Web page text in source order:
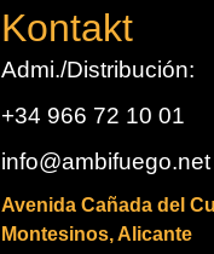
Kontakt
Admi./Distribución:
+34 966 72 10 01
info@ambifuego.net
Avenida Cañada del
Montesinos, Alicante